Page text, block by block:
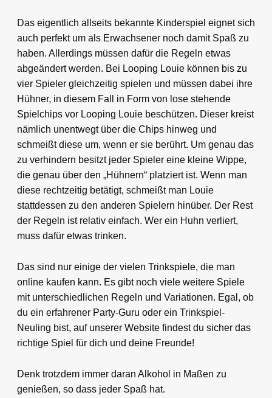
Das eigentlich allseits bekannte Kinderspiel eignet sich
auch perfekt um als Erwachsener noch damit Spaß zu
haben. Allerdings müssen dafür die Regeln etwas
abgeändert werden. Bei Looping Louie können bis zu
vier Spieler gleichzeitig spielen und müssen dabei ihre
Hühner, in diesem Fall in Form von lose stehende
Spielchips vor Looping Louie beschützen. Dieser kreist
nämlich unentwegt über die Chips hinweg und
schmeißt diese um, wenn er sie berührt. Um genau das
zu verhindern besitzt jeder Spieler eine kleine Wippe,
die genau über den „Hühnern“ platziert ist. Wenn man
diese rechtzeitig betätigt, schmeißt man Louie
stattdessen zu den anderen Spielern hinüber. Der Rest
der Regeln ist relativ einfach. Wer ein Huhn verliert,
muss dafür etwas trinken.
Das sind nur einige der vielen Trinkspiele, die man
online kaufen kann. Es gibt noch viele weitere Spiele
mit unterschiedlichen Regeln und Variationen. Egal, ob
du ein erfahrener Party-Guru oder ein Trinkspiel-
Neuling bist, auf unserer Website findest du sicher das
richtige Spiel für dich und deine Freunde!
Denk trotzdem immer daran Alkohol in Maßen zu
genießen, so dass jeder Spaß hat.